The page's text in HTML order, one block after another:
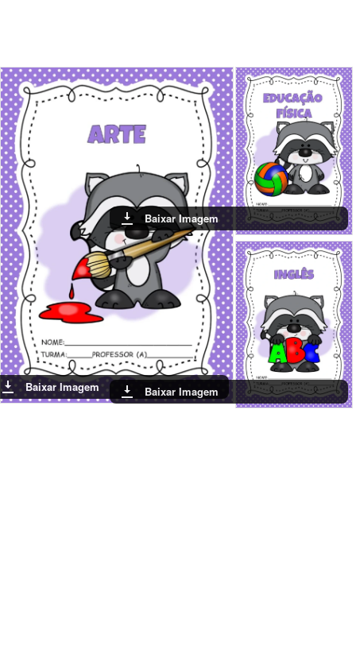
Baixar Imagem
Baixar Imagem
Baixar Imagem